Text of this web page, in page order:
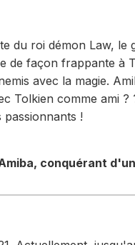
du roi démon Law, le
de façon frappante à
avec la magie.
Tolkien comme ami ?
!
conquérant